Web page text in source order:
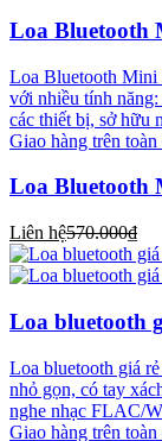
Loa Bluetooth
Loa Bluetooth Mini
với nhiều tính
các thiết bị, sở hữu
Giao hàng trên toàn
Loa Bluetooth
Liên hệ570.000₫
Loa bluetooth
Loa bluetooth giá
nhỏ gọn, có tay
nghe nhạc FLAC/
Giao hàng trên toàn